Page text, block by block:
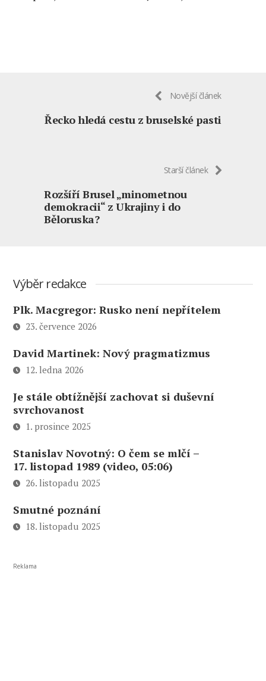
Novější článek
Řecko hledá cestu z bruselské pasti
Starší článek
Rozšíří Brusel „minometnou
demokracii“ z Ukrajiny i do
Běloruska?
Výběr redakce
Plk. Macgregor: Rusko není nepřítelem
23. července 2026
David Martinek: Nový pragmatizmus
12. ledna 2026
Je stále obtížnější zachovat si duševní
svrchovanost
1. prosince 2025
Stanislav Novotný: O čem se mlčí –
17. listopad 1989 (video, 05:06)
26. listopadu 2025
Smutné poznání
18. listopadu 2025
Reklama